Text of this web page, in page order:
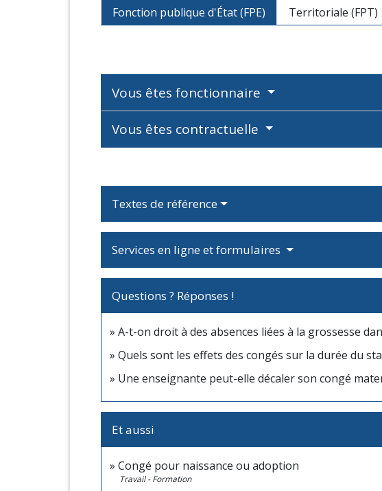
Fonction publique d'État (FPE) Territoriale (FPT)
Vous êtes fonctionnaire
Vous êtes contractuelle
Textes de référence
Services en ligne et formulaires
Questions ? Réponses !
A-t-on droit à des absences liées à la grossesse
Quels sont les effets des congés sur la durée du
Une enseignante peut-elle décaler son congé
Et aussi
Congé pour naissance ou adoption
Travail - Formation